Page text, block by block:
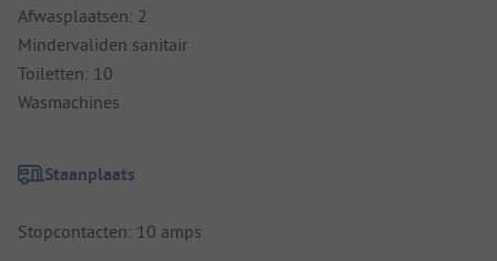
Afwasplaatsen: 2
Mindervaliden sanitair
Toiletten: 10
Wasmachines
Staanplaats
Stopcontacten: 10 amps